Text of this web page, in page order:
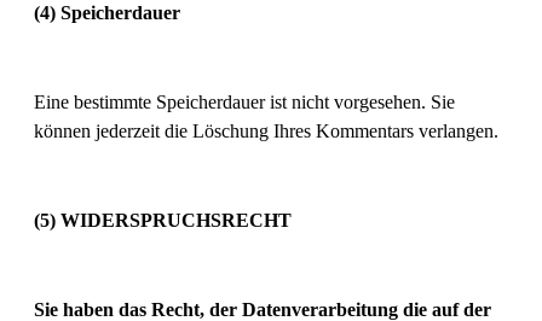
(4) Speicherdauer
Eine bestimmte Speicherdauer ist nicht vorgesehen. Sie
können jederzeit die Löschung Ihres Kommentars verlangen.
(5) WIDERSPRUCHSRECHT
Sie haben das Recht, der Datenverarbeitung die auf der